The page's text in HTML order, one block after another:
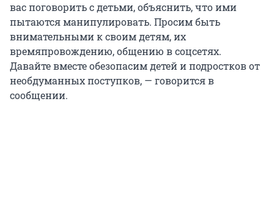
вас поговорить с детьми, объяснить, что ими
пытаются манипулировать. Просим быть
внимательными к своим детям, их
времяпровождению, общению в соцсетях.
Давайте вместе обезопасим детей и подростков от
необдуманных поступков, — говорится в
сообщении.